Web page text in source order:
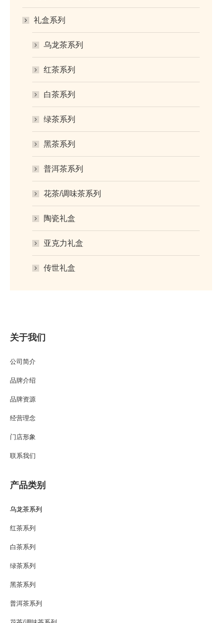
礼盒系列
乌龙茶系列
红茶系列
白茶系列
绿茶系列
黑茶系列
普洱茶系列
花茶/调味茶系列
陶瓷礼盒
亚克力礼盒
传世礼盒
关于我们
公司简介
品牌介绍
品牌资源
经营理念
门店形象
联系我们
产品类别
乌龙茶系列
红茶系列
白茶系列
绿茶系列
黑茶系列
普洱茶系列